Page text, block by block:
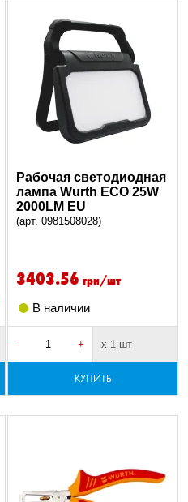
Рабочая светодиодная
лампа Wurth ECO 25W
2000LM EU
(арт. 0981508028)
3403.56 грн/шт
В наличии
- + х 1 шт
КУПИТЬ